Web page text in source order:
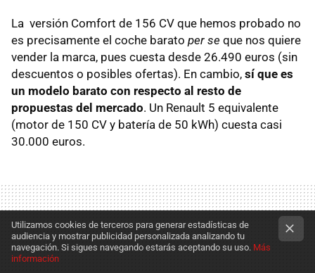
La versión Comfort de 156 CV que hemos probado no
es precisamente el coche barato per se que nos quiere
vender la marca, pues cuesta desde 26.490 euros (sin
descuentos o posibles ofertas). En cambio, sí que es
un modelo barato con respecto al resto de
propuestas del mercado. Un Renault 5 equivalente
(motor de 150 CV y batería de 50 kWh) cuesta casi
30.000 euros.
Utilizamos cookies de terceros para generar estadísticas de
audiencia y mostrar publicidad personalizada analizando tu
navegación. Si sigues navegando estarás aceptando su uso. Más
información